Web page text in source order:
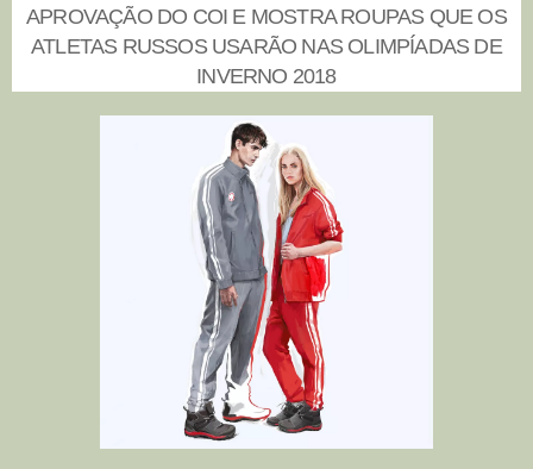
APROVAÇÃO DO COI E MOSTRA ROUPAS QUE OS
ATLETAS RUSSOS USARÃO NAS OLIMPÍADAS DE
INVERNO 2018